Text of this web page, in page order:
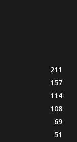
211
157
114
108
69
51